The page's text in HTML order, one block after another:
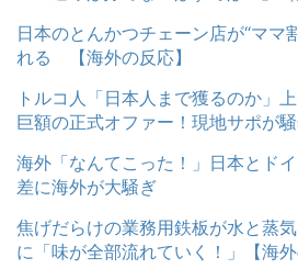
日本のとんかつチェーン店が“ママ
れる 【海外の反応】
トルコ人「日本人まで獲るのか」
巨額の正式オファー！現地サポが騒
海外「なんてこった！」日本とド
差に海外が大騒ぎ
焦げだらけの業務用鉄板が水と蒸
に「味が全部流れていく！」【海外